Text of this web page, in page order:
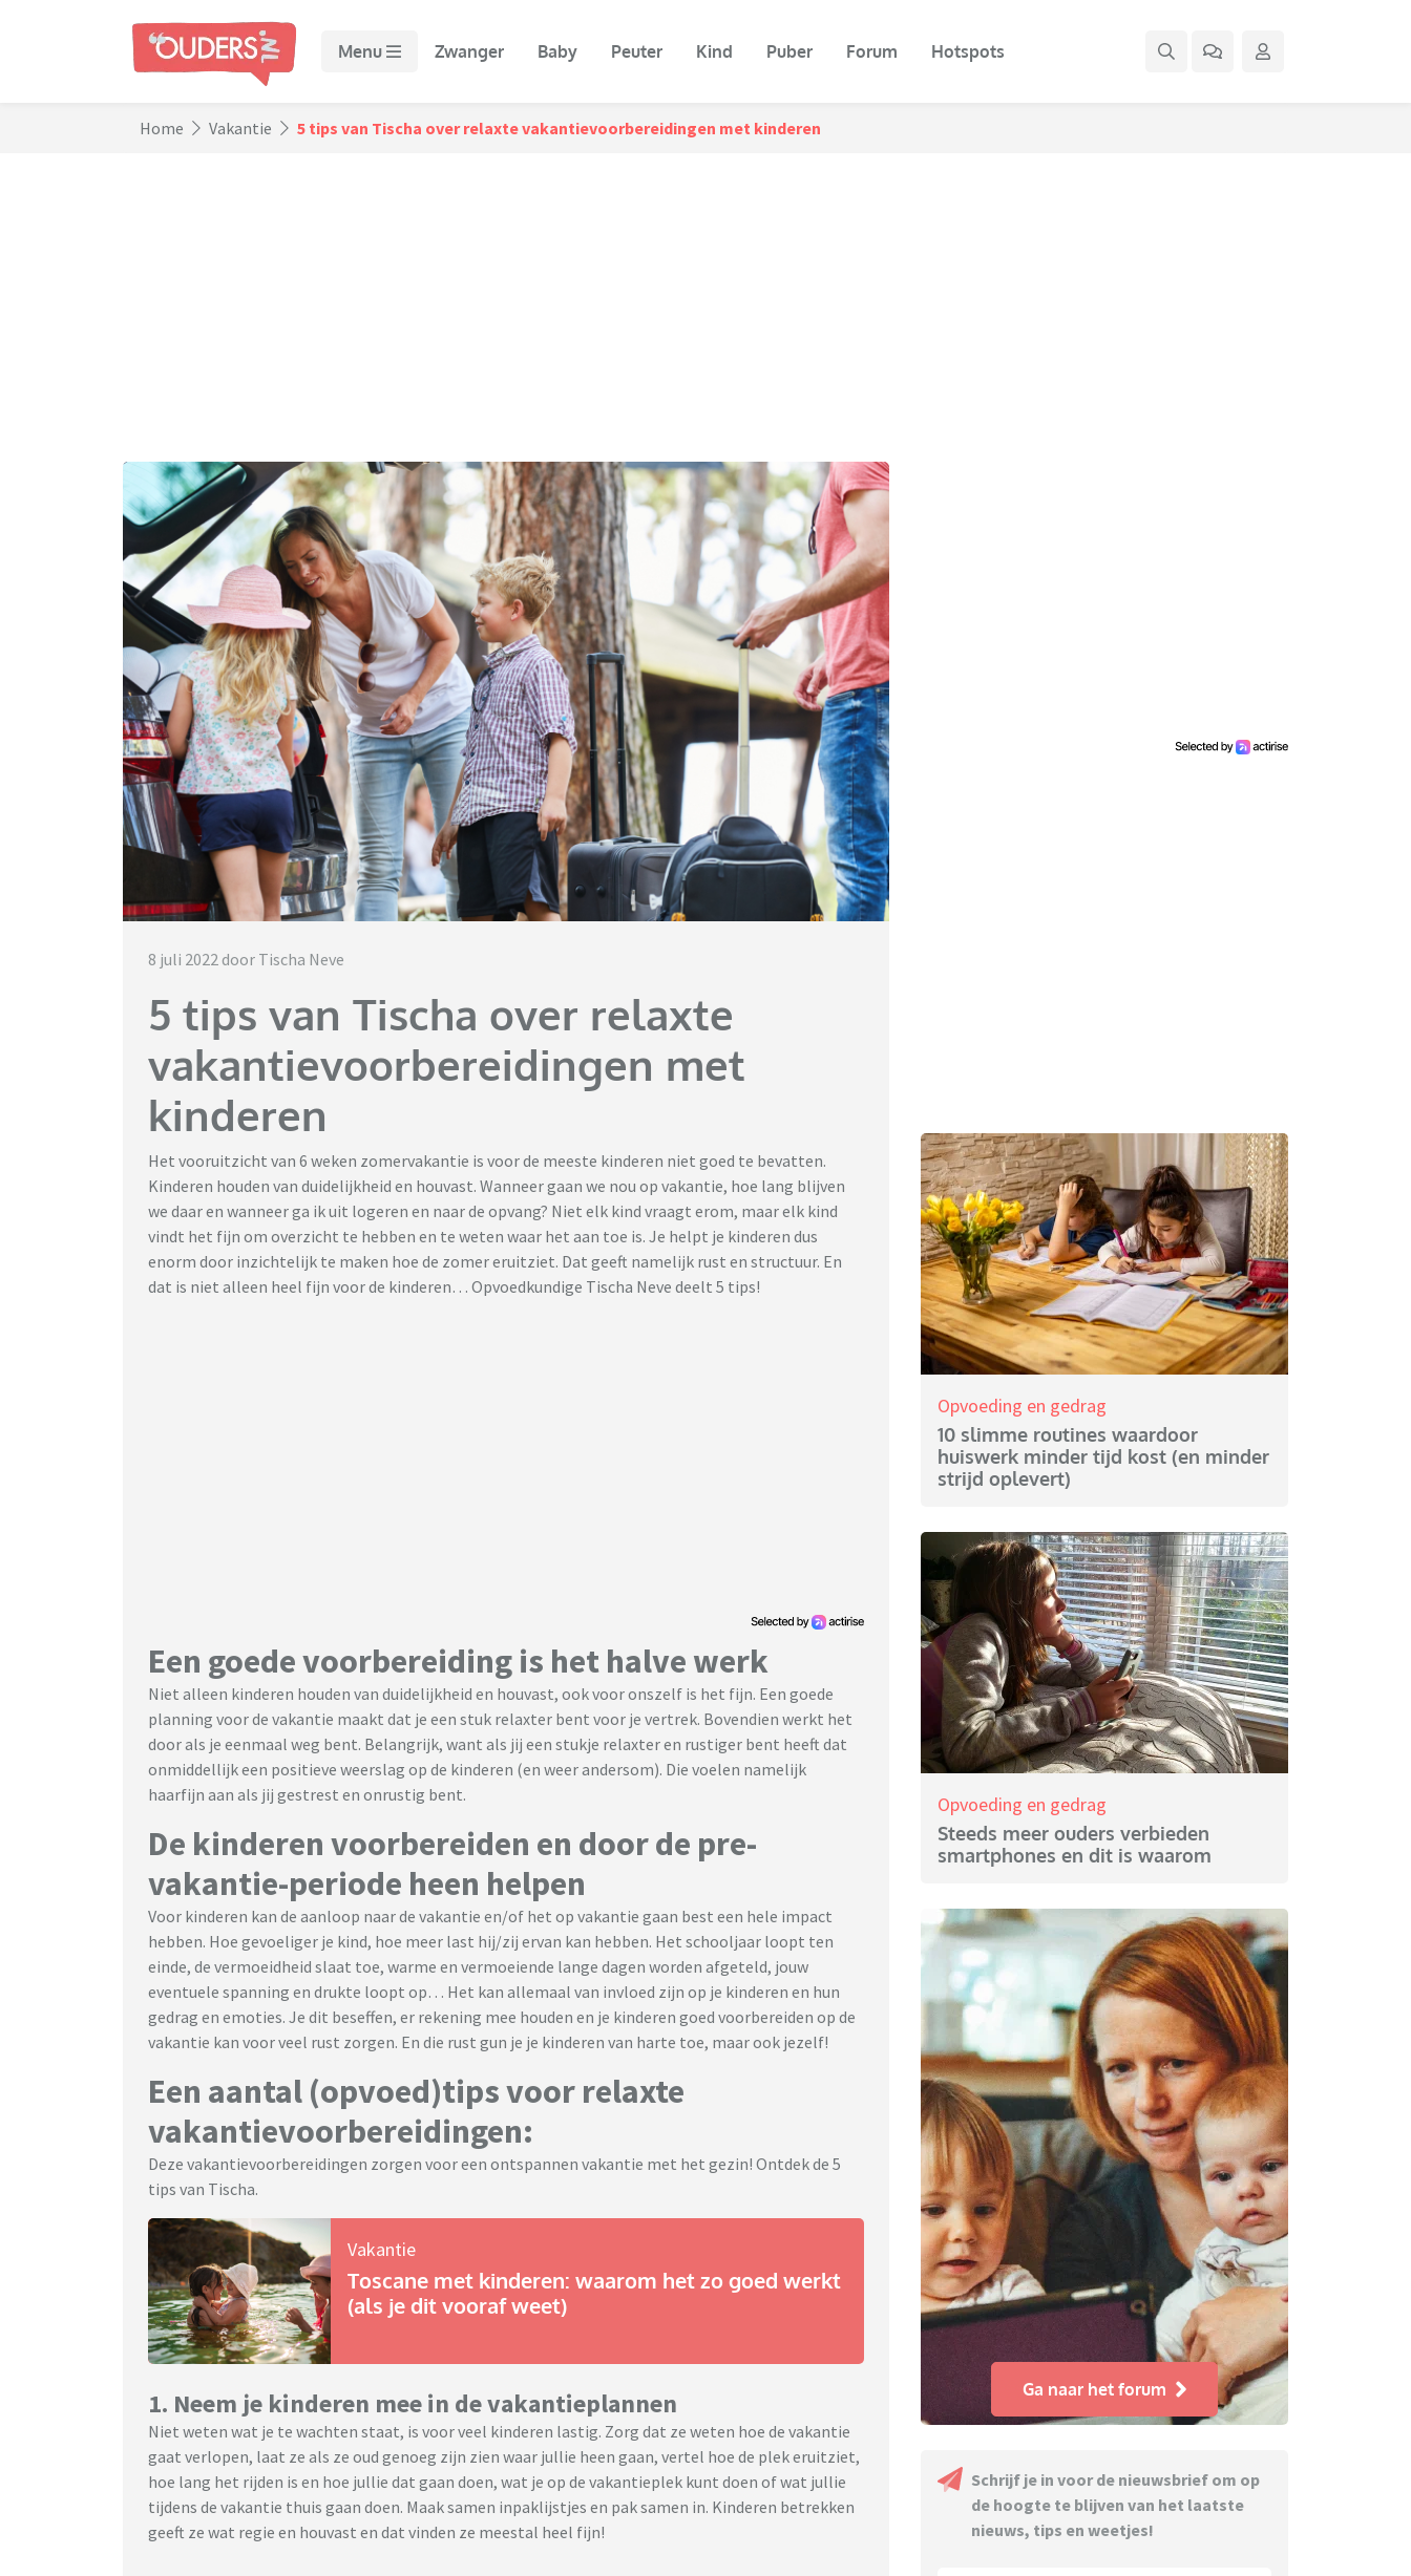
Menu Zwanger Baby Peuter Kind Puber Forum Hotspots
Home Vakantie 5 tips van Tischa over relaxte vakantievoorbereidingen met kinderen
8 juli 2022 door Tischa Neve
5 tips van Tischa over relaxte
vakantievoorbereidingen met
kinderen
Het vooruitzicht van 6 weken zomervakantie is voor de meeste kinderen niet goed te bevatten.
Kinderen houden van duidelijkheid en houvast. Wanneer gaan we nou op vakantie, hoe lang blijven
we daar en wanneer ga ik uit logeren en naar de opvang? Niet elk kind vraagt erom, maar elk kind
vindt het fijn om overzicht te hebben en te weten waar het aan toe is. Je helpt je kinderen dus
enorm door inzichtelijk te maken hoe de zomer eruitziet. Dat geeft namelijk rust en structuur. En
dat is niet alleen heel fijn voor de kinderen… Opvoedkundige Tischa Neve deelt 5 tips!
Een goede voorbereiding is het halve werk
Niet alleen kinderen houden van duidelijkheid en houvast, ook voor onszelf is het fijn. Een goede
planning voor de vakantie maakt dat je een stuk relaxter bent voor je vertrek. Bovendien werkt het
door als je eenmaal weg bent. Belangrijk, want als jij een stukje relaxter en rustiger bent heeft dat
onmiddellijk een positieve weerslag op de kinderen (en weer andersom). Die voelen namelijk
haarfijn aan als jij gestrest en onrustig bent.
De kinderen voorbereiden en door de pre-
vakantie-periode heen helpen
Voor kinderen kan de aanloop naar de vakantie en/of het op vakantie gaan best een hele impact
hebben. Hoe gevoeliger je kind, hoe meer last hij/zij ervan kan hebben. Het schooljaar loopt ten
einde, de vermoeidheid slaat toe, warme en vermoeiende lange dagen worden afgeteld, jouw
eventuele spanning en drukte loopt op… Het kan allemaal van invloed zijn op je kinderen en hun
gedrag en emoties. Je dit beseffen, er rekening mee houden en je kinderen goed voorbereiden op de
vakantie kan voor veel rust zorgen. En die rust gun je je kinderen van harte toe, maar ook jezelf!
Een aantal (opvoed)tips voor relaxte
vakantievoorbereidingen:
Deze vakantievoorbereidingen zorgen voor een ontspannen vakantie met het gezin! Ontdek de 5
tips van Tischa.
Vakantie
Toscane met kinderen: waarom het zo goed werkt
(als je dit vooraf weet)
1. Neem je kinderen mee in de vakantieplannen
Niet weten wat je te wachten staat, is voor veel kinderen lastig. Zorg dat ze weten hoe de vakantie
gaat verlopen, laat ze als ze oud genoeg zijn zien waar jullie heen gaan, vertel hoe de plek eruitziet,
hoe lang het rijden is en hoe jullie dat gaan doen, wat je op de vakantieplek kunt doen of wat jullie
tijdens de vakantie thuis gaan doen. Maak samen inpaklijstjes en pak samen in. Kinderen betrekken
geeft ze wat regie en houvast en dat vinden ze meestal heel fijn!
Opvoeding en gedrag
10 slimme routines waardoor
huiswerk minder tijd kost (en minder
strijd oplevert)
Opvoeding en gedrag
Steeds meer ouders verbieden
smartphones en dit is waarom
Ga naar het forum
Schrijf je in voor de nieuwsbrief om op
de hoogte te blijven van het laatste
nieuws, tips en weetjes!